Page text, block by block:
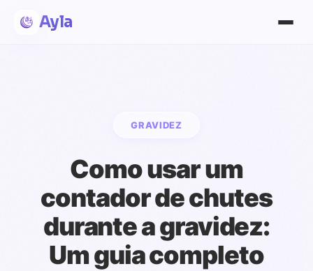
Ayla
GRAVIDEZ
Como usar um
contador de chutes
durante a gravidez:
Um guia completo